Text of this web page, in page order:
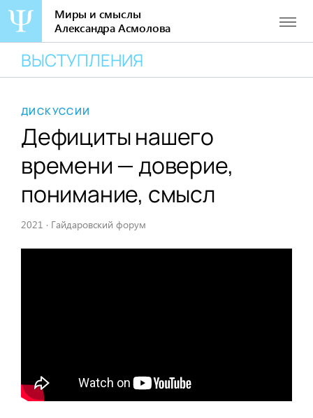
содержанию
Миры и смыслы
Александра Асмолова
ВЫСТУПЛЕНИЯ
ДИСКУССИИ
Дефициты нашего
времени — доверие,
понимание, смысл
2021 · Гайдаровский форум